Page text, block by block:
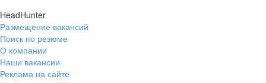
HeadHunter
Размещение вакансий
Поиск по резюме
О компании
Наши вакансии
Реклама на сайте